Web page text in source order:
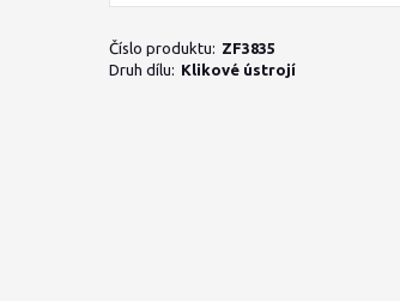
Číslo produktu: ZF3835
Druh dílu: Klikové ústrojí